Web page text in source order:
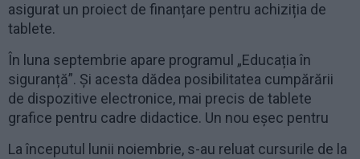
asigurat un proiect de finanțare pentru achiziția de
tablete.
În luna septembrie apare programul „Educația în
siguranță”. Și acesta dădea posibilitatea cumpărării
de dispozitive electronice, mai precis de tablete
grafice pentru cadre didactice. Un nou eșec pentru
La începutul lunii noiembrie, s-au reluat cursurile de la